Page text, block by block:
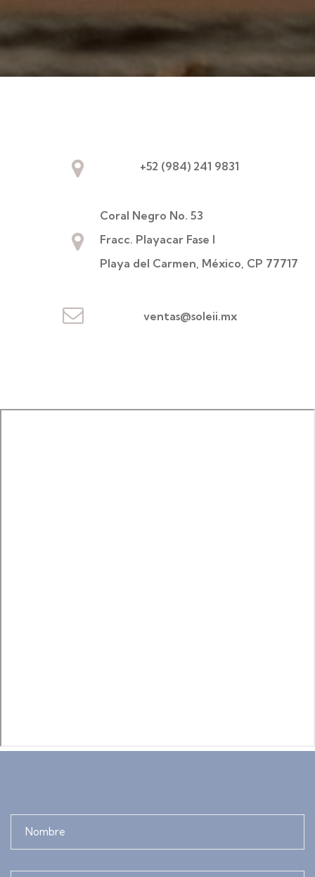
+52 (984) 241 9831
Coral Negro No. 53
Fracc. Playacar Fase I
Playa del Carmen, México, CP 77717
ventas@soleii.mx